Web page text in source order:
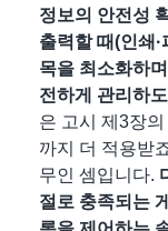
정보의 안전성
출력할 때(인쇄
목을 최소화하
전하게 관리하
은 고시 제3장
까지 더 적용받
무인 셈입니다.
절로 충족되는